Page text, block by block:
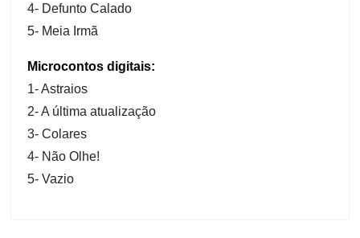
4- Defunto Calado
5- Meia Irmã
Microcontos digitais:
1- Astraios
2- A última atualização
3- Colares
4- Não Olhe!
5- Vazio